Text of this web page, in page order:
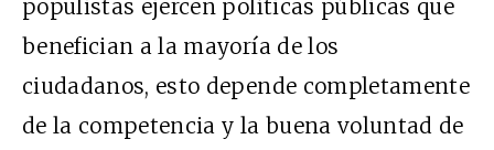
populistas ejercen políticas públicas que
benefician a la mayoría de los
ciudadanos, esto depende completamente
de la competencia y la buena voluntad de